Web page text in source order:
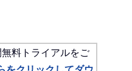
料トライアルをご